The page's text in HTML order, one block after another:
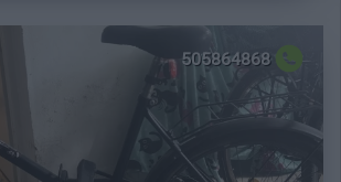
505864868